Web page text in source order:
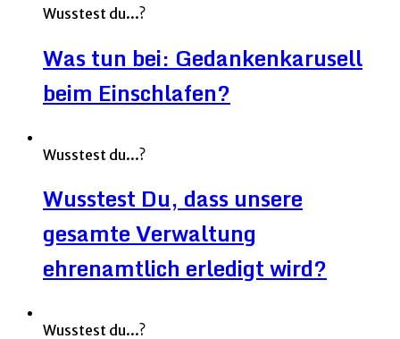
Wusstest du...?
Was tun bei: Gedankenkarusell
beim Einschlafen?
Wusstest du...?
Wusstest Du, dass unsere
gesamte Verwaltung
ehrenamtlich erledigt wird?
Wusstest du...?